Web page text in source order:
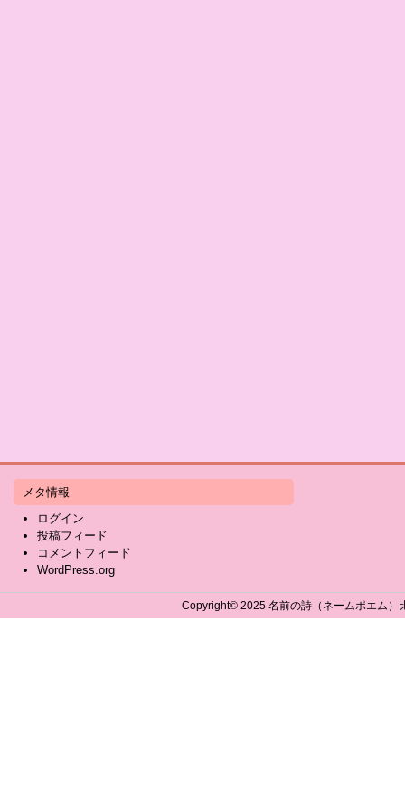
メタ情報
ログイン
投稿フィード
コメントフィード
WordPress.org
Copyright© 2025 名前の詩（ネームポエム）